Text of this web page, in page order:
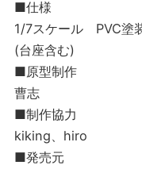
■仕様
1/7スケール PVC塗
(台座含む)
■原型制作
曹志
■制作協力
kiking、hiro
■発売元